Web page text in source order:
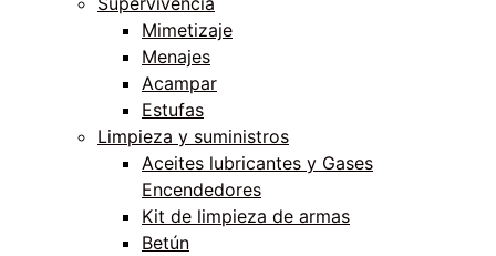
Mimetizaje
Menajes
Acampar
Estufas
Limpieza y suministros
Aceites lubricantes y Gases
Encendedores
Kit de limpieza de armas
Betún